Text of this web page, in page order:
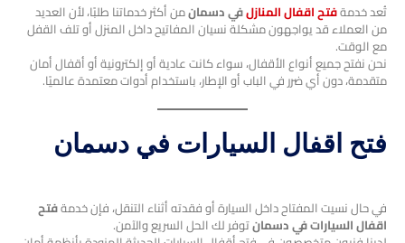
تُعد خدمةفتح اقفال المنازلفي دسمانمن أكثر خدماتنا طلبًا، لأن العديد
من العملاء قد يواجهون مشكلة نسيان المفاتيح داخل المنزل أو تلف القفل
مع الوقت.
نحن نفتح جميع أنواع الأقفال، سواء كانت عادية أو إلكترونية أو أقفال أمان
متقدمة، دون أي ضرر في الباب أو الإطار، باستخدام أدوات معتمدة عالميًا.
فتح اقفال السيارات في دسمان
في حال نسيت المفتاح داخل السيارة أو فقدته أثناء التنقل، فإن خدمةفتح
اقفال السيارات في دسمانتوفر لك الحل السريع والآمن.